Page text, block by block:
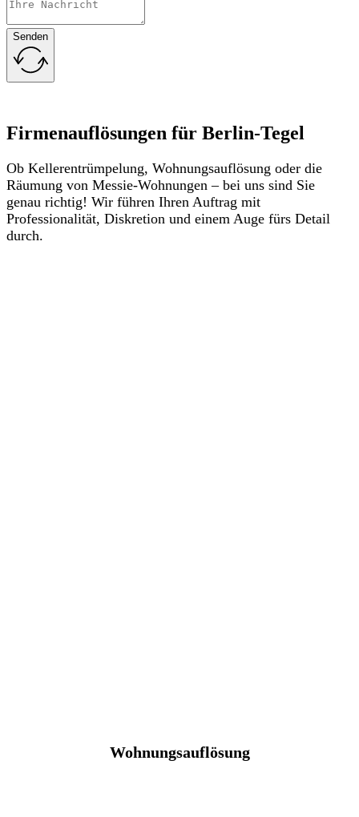
Senden
Firmenauflösungen für Berlin-Tegel
Ob Kellerentrümpelung, Wohnungsauflösung oder die
Räumung von Messie-Wohnungen – bei uns sind Sie
genau richtig! Wir führen Ihren Auftrag mit
Professionalität, Diskretion und einem Auge fürs Detail
durch.
Wohnungsauflösung